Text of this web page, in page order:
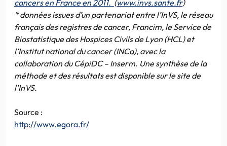
cancers en France en 2011. (www.invs.sante.fr)
* données issues d’un partenariat entre l’InVS, le réseau
français des registres de cancer, Francim, le Service de
Biostatistique des Hospices Civils de Lyon (HCL) et
l’Institut national du cancer (INCa), avec la
collaboration du CépiDC – Inserm. Une synthèse de la
méthode et des résultats est disponible sur le site de
l’InVS.
Source :
http://www.egora.fr/